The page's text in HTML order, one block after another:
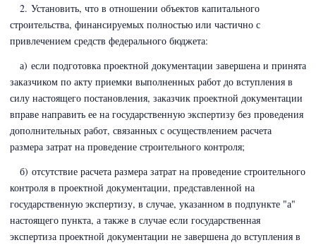
2. Установить, что в отношении объектов капитального
строительства, финансируемых полностью или частично с
привлечением средств федерального бюджета:
а) если подготовка проектной документации завершена и принята
заказчиком по акту приемки выполненных работ до вступления в
силу настоящего постановления, заказчик проектной документации
вправе направить ее на государственную экспертизу без проведения
дополнительных работ, связанных с осуществлением расчета
размера затрат на проведение строительного контроля;
б) отсутствие расчета размера затрат на проведение строительного
контроля в проектной документации, представленной на
государственную экспертизу, в случае, указанном в подпункте "а"
настоящего пункта, а также в случае если государственная
экспертиза проектной документации не завершена до вступления в